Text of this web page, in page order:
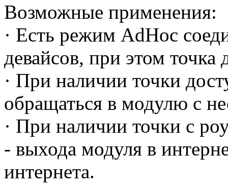
Возможные применения:
· Есть режим AdHoc
девайсов, при этом точка
· При наличии точки
обращаться в модулю с
· При наличии точки с
- выхода модуля в
интернета.